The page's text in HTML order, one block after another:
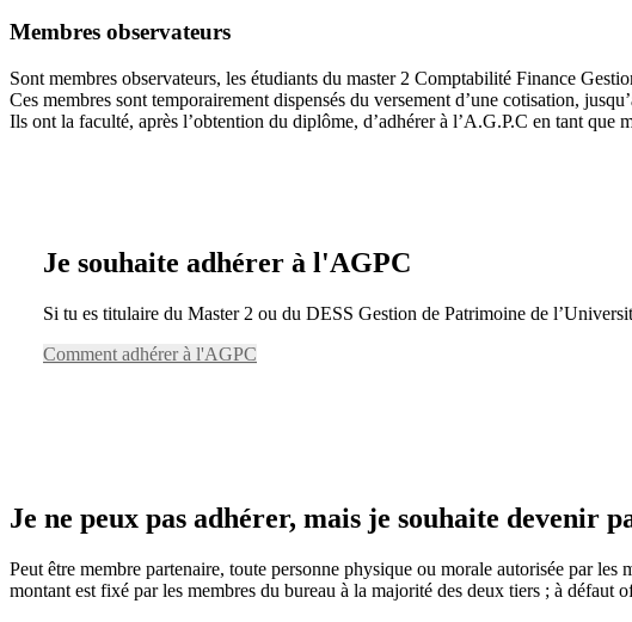
Membres observateurs
Sont membres observateurs, les étudiants du master 2 Comptabilité Finance
Ces membres sont temporairement dispensés du versement d’une cotisation,
Ils ont la faculté, après l’obtention du diplôme, d’adhérer à l’A.G.P.C en tant que
Je souhaite adhérer à l'AGPC
Si tu es titulaire du Master 2 ou du DESS Gestion de Patrimoine de
Comment adhérer à l'AGPC
Je ne peux pas adhérer, mais je souhaite devenir
Peut être membre partenaire, toute personne physique ou morale autorisée par
montant est fixé par les membres du bureau à la majorité des deux tiers ; à défaut